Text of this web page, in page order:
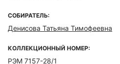
СОБИРАТЕЛЬ:
Денисова Татьяна Тимофеевна
КОЛЛЕКЦИОННЫЙ НОМЕР:
РЭМ 7157-28/1